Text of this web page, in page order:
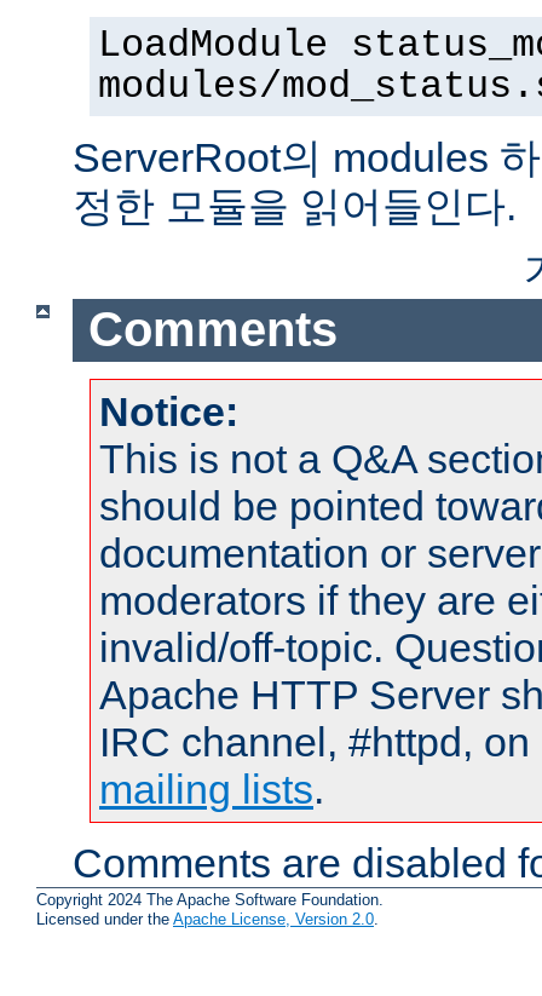
LoadModule
modules/
ServerRoot의 modules
정한 모듈을 읽어들인다.
Comments
Notice:
This is not a Q&A
should be pointed
documentation or
moderators if they are
invalid/off-topic.
Apache HTTP Server
IRC channel, #httpd,
mailing lists.
Comments are disabled
Copyright 2024 The Apache Software Foundation.
Licensed under the Apache License, Version 2.0.